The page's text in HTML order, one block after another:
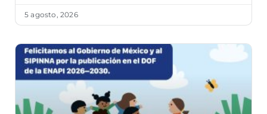
5 agosto, 2026